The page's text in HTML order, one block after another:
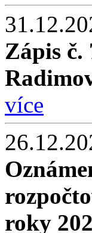
Zápis č.
více
roky